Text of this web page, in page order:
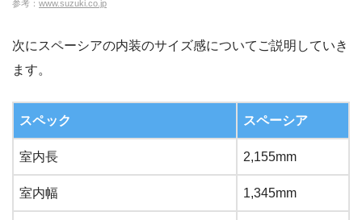
参考： www.suzuki.co.jp
次にスペーシアの内装のサイズ感についてご説明していき
ます。
スペック スペーシア
室内長 2,155mm
室内幅 1,345mm